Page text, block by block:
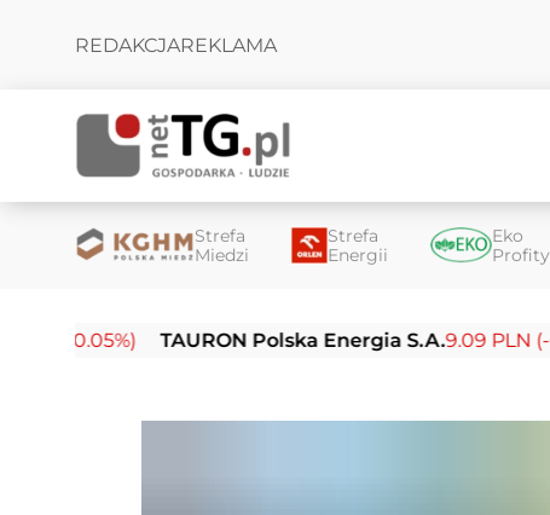
REDAKCJAREKLAMA
Strefa
Miedzi
Strefa
Energii
Eko
Profity
TAURON Polska Energia S.A.9.09 PLN (-0.14%)